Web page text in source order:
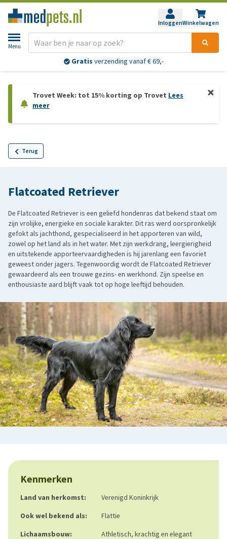
InloggenWinkelwagen
Menu
Gratis verzending vanaf € 69,-
Trovet Week: tot 15% korting op Trovet Lees
meer
Terug
Flatcoated Retriever
De Flatcoated Retriever is een geliefd hondenras dat bekend staat om
zijn vrolijke, energieke en sociale karakter. Dit ras werd oorspronkelijk
gefokt als jachthond, gespecialiseerd in het apporteren van wild,
zowel op het land als in het water. Met zijn werkdrang, leergierigheid
en uitstekende apporteervaardigheden is hij jarenlang een favoriet
geweest onder jagers. Tegenwoordig wordt de Flatcoated Retriever
gewaardeerd als een trouwe gezins- en werkhond. Zijn speelse en
enthousiaste aard blijft vaak tot op hoge leeftijd behouden.
Kenmerken
Land van herkomst:
Verenigd Koninkrijk
Ook wel bekend als:
Flattie
Lichaamsbouw:
Athletisch, krachtig en elegant